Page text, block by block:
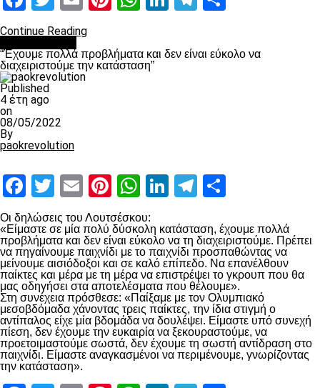
Continue Reading
“Έχουμε πολλά προβλήματα και δεν είναι εύκολο να
διαχειριστούμε την κατάσταση”
Published
4 έτη ago
on
08/05/2022
By
paokrevolution
Facebook
Twitter
EmailPinterest
WhatsApp
LinkedIn
Telegram
Οι δηλώσεις του Λουτσέσκου:
«Είμαστε σε μία πολύ δύσκολη κατάσταση, έχουμε πολλά
προβλήματα και δεν είναι εύκολο να τη διαχειριστούμε. Πρέπει
να πηγαίνουμε παιχνίδι με το παιχνίδι προσπαθώντας να
μείνουμε αισιόδοξοι και σε καλό επίπεδο. Να επανέλθουν
παίκτες και μέρα με τη μέρα να επιστρέψει το γκρουπ που θα
μας οδηγήσει στα αποτελέσματα που θέλουμε».
Στη συνέχεια πρόσθεσε: «Παίξαμε με τον Ολυμπιακό
μεσοβδόμαδα χάνοντας τρεις παίκτες, την ίδια στιγμή ο
αντίπαλος είχε μία βδομάδα να δουλέψει. Είμαστε υπό συνεχή
πίεση, δεν έχουμε την ευκαιρία να ξεκουραστούμε, να
προετοιμαστούμε σωστά, δεν έχουμε τη σωστή αντίδραση στο
παιχνίδι. Είμαστε αναγκασμένοι να περιμένουμε, γνωρίζοντας
την κατάσταση».